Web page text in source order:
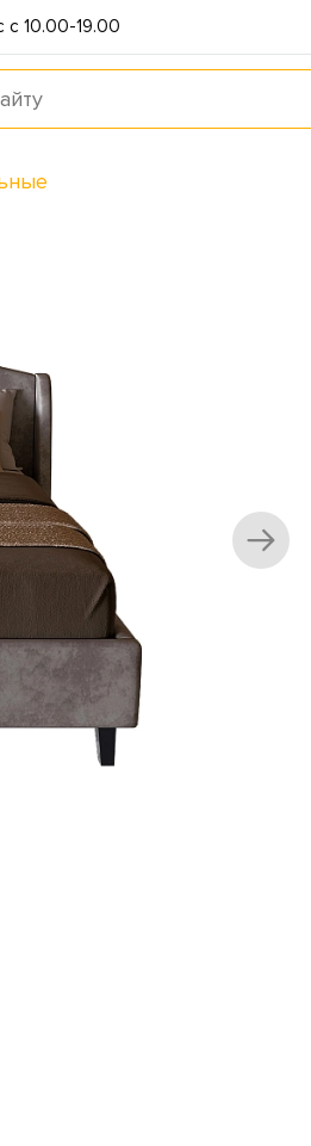
с 10.00-19.00